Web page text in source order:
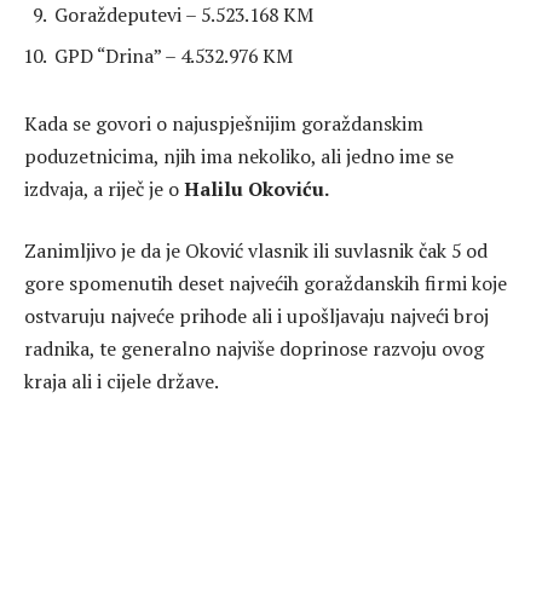
Goraždeputevi – 5.523.168 KM
GPD “Drina” – 4.532.976 KM
Kada se govori o najuspješnijim goraždanskim
poduzetnicima, njih ima nekoliko, ali jedno ime se
izdvaja, a riječ je oHalilu Okoviću.
Zanimljivo je da je Oković vlasnik ili suvlasnik čak 5 od
gore spomenutih deset najvećih goraždanskih firmi koje
ostvaruju najveće prihode ali i upošljavaju najveći broj
radnika, te generalno najviše doprinose razvoju ovog
kraja ali i cijele države.